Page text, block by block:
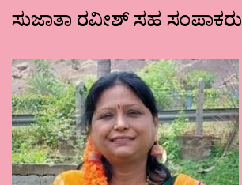
ಸುಜಾತಾ ರವೀಶ್ ಸಹ ಸಂಪಾಕರು